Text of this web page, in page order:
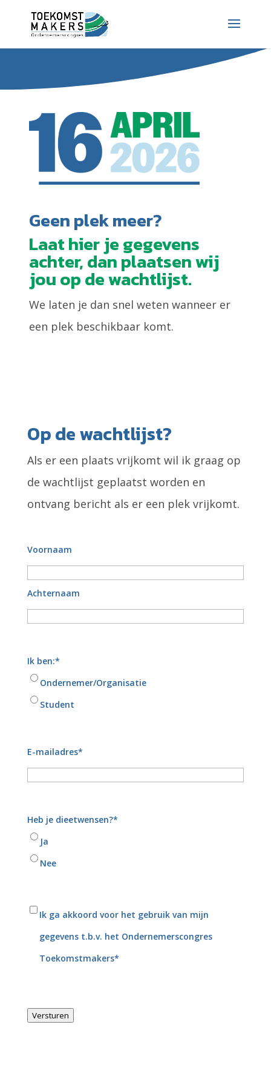
Geen plek meer?
Laat hier je gegevens
achter, dan plaatsen wij
jou op de wachtlijst.
We laten je dan snel weten wanneer er
een plek beschikbaar komt.
Op de wachtlijst?
Als er een plaats vrijkomt wil ik graag op
de wachtlijst geplaatst worden en
ontvang bericht als er een plek vrijkomt.
Naam*
Voornaam
Achternaam
Ik ben:*
Ondernemer/Organisatie
Student
E-mailadres*
Heb je dieetwensen?*
Ja
Nee
Akkoord
Ik ga akkoord voor het gebruik van mijn
gegevens t.b.v. het Ondernemerscongres
Toekomstmakers*
Versturen